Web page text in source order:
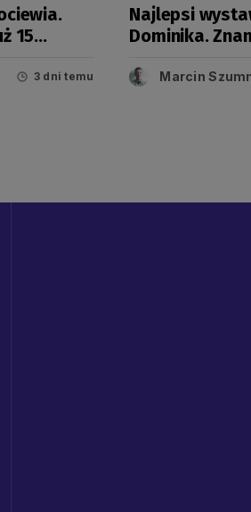
15
3 dni temu
Najlepsi
Dominika.
Marcin